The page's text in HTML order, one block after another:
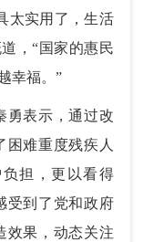
太实用了，生活
，“国家的惠民
幸福。”
表示，通过改
困难重度残疾人
担，更以看得
受到了党和政府
效果，动态关注